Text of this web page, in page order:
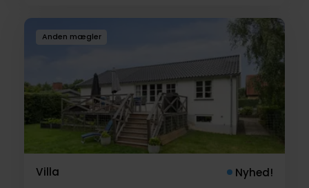
Anden mægler
Villa Nyhed!